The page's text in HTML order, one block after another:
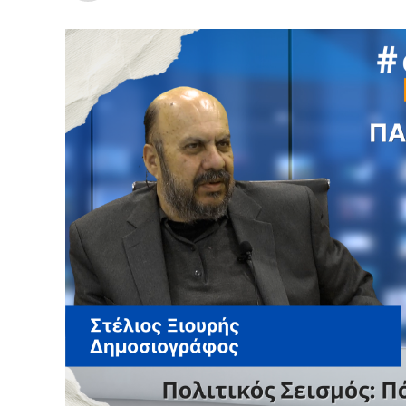
εντόπισε στοιχεία και ενδείξεις που
ποινικών αδικημάτων, με αποτέλεσμα να
Το εύλογο ερώτημα δεν αφορά μόνο την
Αφορά το πώς είναι δυνατόν στοιχεία
διερεύνηση να μην είχαν εντοπιστεί ή
Και ακόμη περισσότερο, γιατί τότε δεν
διερεύνηση.
Εδώ βρίσκεται η πραγματική πληγή.
Η αξιοπιστία της Δικαιοσύνης δεν
την ποιότητα των ερευνών, από τη
προς την κοινωνία.